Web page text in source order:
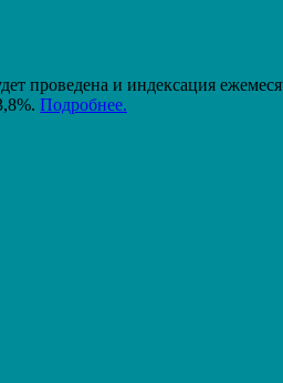
проведена и индексация
Подробнее.